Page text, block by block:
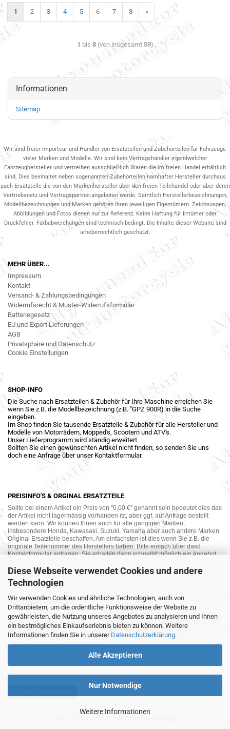
Diese Webseite verwendet Cookies und andere
Technologien
Wir verwenden Cookies und ähnliche Technologien, auch von
Drittanbietern, um die ordentliche Funktionsweise der Website zu
gewährleisten, die Nutzung unseres Angebotes zu analysieren und Ihnen
ein bestmögliches Einkaufserlebnis bieten zu können. Weitere
Informationen finden Sie in unserer Datenschutzerklärung.
Alle Akzeptieren
Nur Notwendige
Weitere Informationen
1 2 3 4 5 6 7 8 »
1 bis 8(von insgesamt 59)
Informationen
Sitemap
Wir sind freier Importeur und Händler von Ersatzteilen und Zubehörteilen für Fahrzeuge
vieler Marken und Modelle. Wir sind kein Vertragshändler irgendwelcher
Fahrzeughersteller und vertreiben ausschließlich Waren die im freien Handel erhältlich
sind. Dies beinhaltet neben sogenannten Zubehörteilen namhafter Hersteller durchaus
auch Ersatzteile die von den Markenhersteller über den freien Teilehandel oder über deren
Vertriebsnetz und Vertragspartner.angeboten werde. Sämtlich Herstellerbezeichnungen,
Modellbezeichnungen und Marken gehören ihren jeweiligen Eigentümern. Zeichnungen,
Abbildungen und Fotos dienen nur zur Referenz. Keine Haftung für Irrtümer oder
Druckfehler. Farbabweichungen sind technisch bedingt. Die Inhalte dieser Website sind
urheberrechtlich geschützt.
MEHR ÜBER...
Impressum
Kontakt
Versand- & Zahlungsbedingungen
Widerrufsrecht & Muster-Widerrufsformular
Batteriegesetz
EU und Export Lieferungen
AGB
Privatsphäre und Datenschutz
Cookie Einstellungen
SHOP-INFO
Die Suche nach Ersatzteilen & Zubehör für Ihre Maschine erreichen Sie
wenn Sie z.B. die Modellbezeichnung (z.B. "GPZ 900R) in die Suche
eingeben.
Im Shop finden Sie tausende Ersatzteile & Zubehör für alle Hersteller und
Modelle von Motorrädern, Mopped's, Scootern und ATV's.
Unser Lieferprogramm wird ständig erweitert.
Sollten Sie einen gewünschten Artikel nicht finden, so senden Sie uns
doch eine Anfrage über unser Kontaktformular.
PREISINFO'S & ORGINAL ERSATZTEILE
Sollte bei einem Artikel ein Preis von "0,00 €" genannt sein bedeutet dies das
der Artikel nicht lagermässig vorhanden ist, aber ggf. auf Anfrage bestellt
werden kann. Wir können Ihnen auch für alle gängigen Marken,
insbesondere Honda, Kawasaki, Suzuki, Yamaha aber auch andere Marken
Original Ersatzteile beschaffen. Am einfachsten ist dies wenn Sie z.B. die
originale Teilenummer des Herstellers haben. Bitte einfach über dasd
Kontaktformular anfragen. Sie erhalten dann schnellst möglich ein Angebot
MOTORRAD-ANKAUF
Sie möchte Ihr altes Motorrad oder Ihre Motorradteile verkaufen ? Wir kaufen
auch gebrauchte Motorräder und Ersatzteilträger sowie Ersatzteile an. Bieten
Sie uns doch unverbindlich das was Sie verkaufen möchten an. Wir
bemühen uns dann eine sowohl für Sie als auch für uns akzeptable Lösung
mit angemessenem Preis zu finden.